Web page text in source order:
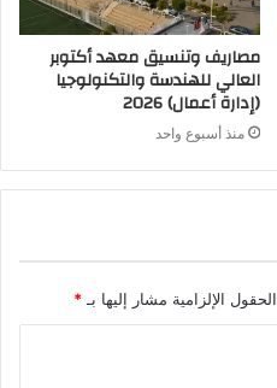
مصاريف وتنسيق معهد أكتوبر
العالي للهندسة والتكنولوجيا
(إدارة أعمال) 2026
منذ أسبوع واحد
الحقول الإلزامية مشار إليها بـ*